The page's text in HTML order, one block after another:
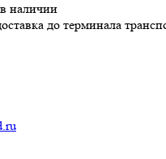
наличии
до терминала